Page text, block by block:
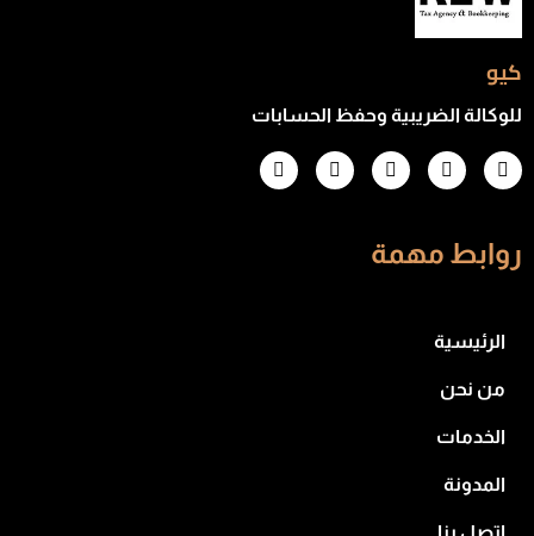
كيو
للوكالة الضريبية وحفظ الحسابات
روابط مهمة
الرئيسية
من نحن
الخدمات
المدونة
اتصل بنا